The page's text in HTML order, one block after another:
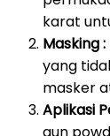
karat
Masking :
yang
masker
Aplikasi
gun